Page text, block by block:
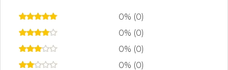
0% (0)
0% (0)
0% (0)
0% (0)